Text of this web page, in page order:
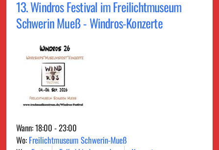
13. Windros Festival im Freilichtmuseum
Schwerin Mueß - Windros-Konzerte
Wann: 18:00 - 23:00
Wo: Freilichtmuseum Schwerin-Mueß